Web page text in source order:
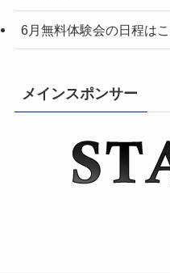
6月無料体験会の日程は
メインスポンサー